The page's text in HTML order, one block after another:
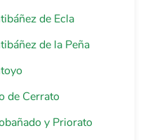
de Ecla
de la Peña
de Cerrato
y Priorato